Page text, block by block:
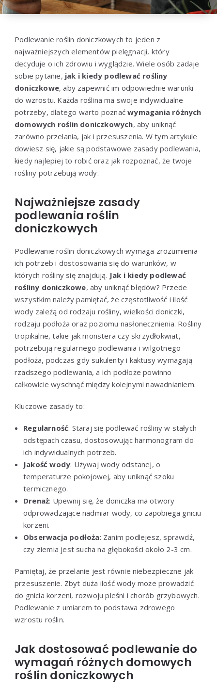
Podlewanie roślin doniczkowych to jeden z
najważniejszych elementów pielęgnacji, który
decyduje o ich zdrowiu i wyglądzie. Wiele osób zadaje
sobie pytanie, jak i kiedy podlewać rośliny
doniczkowe, aby zapewnić im odpowiednie warunki
do wzrostu. Każda roślina ma swoje indywidualne
potrzeby, dlatego warto poznaćwymagania różnych
domowych roślin doniczkowych, aby uniknąć
zarówno przelania, jak i przesuszenia. W tym artykule
dowiesz się, jakie są podstawowe zasady podlewania,
kiedy najlepiej to robić oraz jak rozpoznać, że twoje
rośliny potrzebują wody.
Najważniejsze zasady
podlewania roślin
doniczkowych
Podlewanie roślin doniczkowych wymaga zrozumienia
ich potrzeb i dostosowania się do warunków, w
których rośliny się znajdują. Jak i kiedy podlewać
rośliny doniczkowe, aby uniknąć błędów? Przede
wszystkim należy pamiętać, że częstotliwość i ilość
wody zależą od rodzaju rośliny, wielkości doniczki,
rodzaju podłoża oraz poziomu nasłonecznienia. Rośliny
tropikalne, takie jak monstera czy skrzydłokwiat,
potrzebują regularnego podlewania i wilgotnego
podłoża, podczas gdy sukulenty i kaktusy wymagają
rzadszego podlewania, a ich podłoże powinno
całkowicie wyschnąć między kolejnymi nawadnianiem.
Kluczowe zasady to:
Regularność: Staraj się podlewać rośliny w stałych
odstępach czasu, dostosowując harmonogram do
ich indywidualnych potrzeb.
Jakość wody: Używaj wody odstanej, o
temperaturze pokojowej, aby uniknąć szoku
termicznego.
Drenaż: Upewnij się, że doniczka ma otwory
odprowadzające nadmiar wody, co zapobiega gniciu
korzeni.
Obserwacja podłoża: Zanim podlejesz, sprawdź,
czy ziemia jest sucha na głębokości około 2-3 cm.
Pamiętaj, że przelanie jest równie niebezpieczne jak
przesuszenie. Zbyt duża ilość wody może prowadzić
do gnicia korzeni, rozwoju pleśni i chorób grzybowych.
Podlewanie z umiarem to podstawa zdrowego
wzrostu roślin.
Jak dostosować podlewanie do
wymagań różnych domowych
roślin doniczkowych